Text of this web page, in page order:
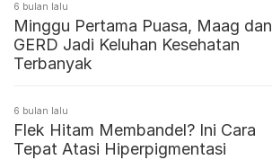
6 bulan lalu
Minggu Pertama Puasa, Maag dan
GERD Jadi Keluhan Kesehatan
Terbanyak
6 bulan lalu
Flek Hitam Membandel? Ini Cara
Tepat Atasi Hiperpigmentasi